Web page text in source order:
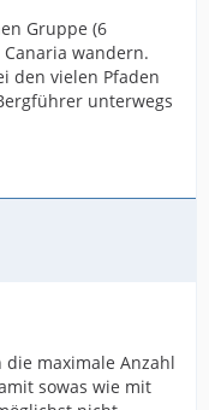
Gruppe (6
wandern.
den vielen Pfaden
unterwegs
maximale Anzahl
sowas wie mit